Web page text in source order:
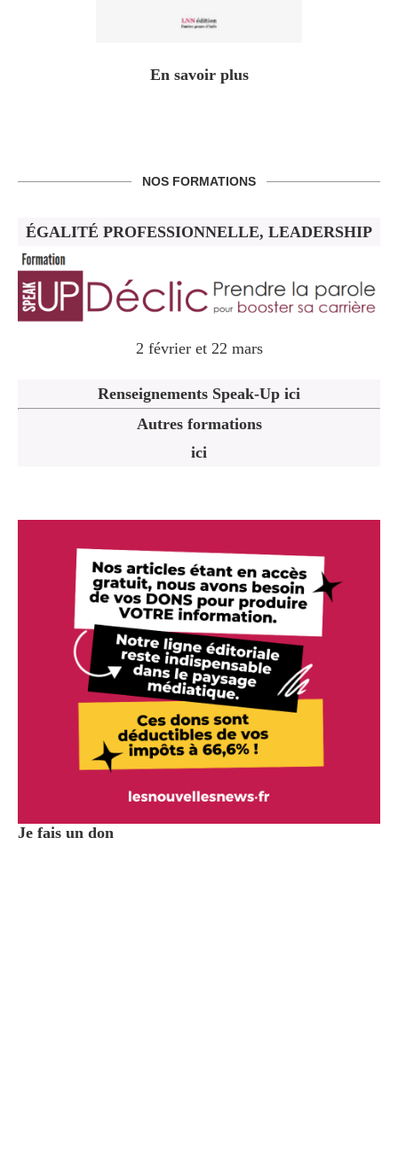
En savoir plus
NOS FORMATIONS
ÉGALITÉ PROFESSIONNELLE, LEADERSHIP
2 février et 22 mars
Renseignements Speak-Up ici
Autres formations
ici
Je fais un don